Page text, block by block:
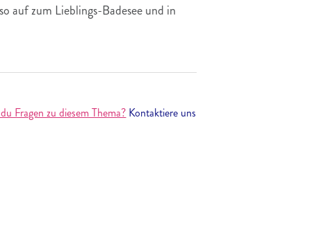
auf zum Lieblings-Badesee und in
Fragen zu diesem Thema? Kontaktiere uns